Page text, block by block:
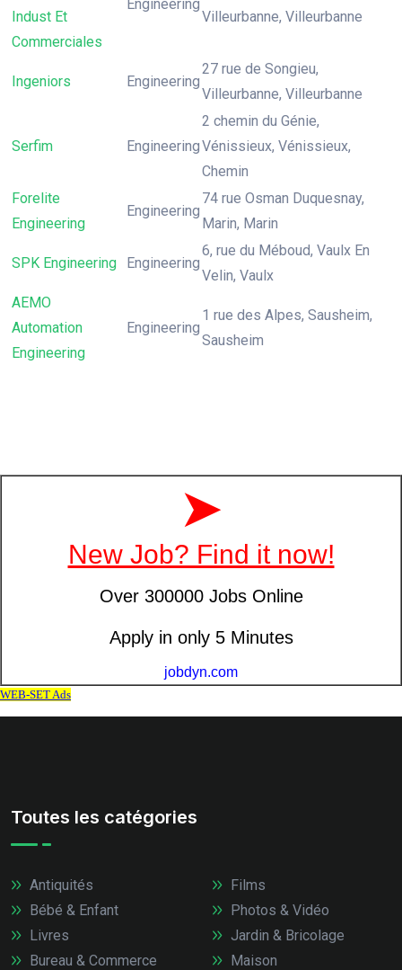
Indust Et
Commerciales
Engineering
Villeurbanne, Villeurbanne
Ingeniors Engineering
27 rue de Songieu,
Villeurbanne, Villeurbanne
Serfim Engineering
2 chemin du Génie,
Vénissieux, Vénissieux,
Chemin
Forelite
Engineering
Engineering
74 rue Osman Duquesnay,
Marin, Marin
SPK Engineering Engineering
6, rue du Méboud, Vaulx En
Velin, Vaulx
AEMO
Automation
Engineering
Engineering
1 rue des Alpes, Sausheim,
Sausheim
Toutes les catégories
Antiquités
Bébé & Enfant
Livres
Bureau & Commerce
Films
Photos & Vidéo
Jardin & Bricolage
Maison